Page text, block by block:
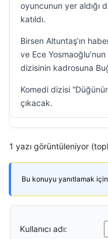
oyuncunun yer aldığı
katıldı.
Birsen Altuntaş’ın
ve Ece Yosmaoğlu’nun
dizisinin kadrosuna
Komedi dizisi
çıkacak.
1 yazı görüntüleniyor
Bu konuyu yanıtlamak için
Kullanıcı adı: